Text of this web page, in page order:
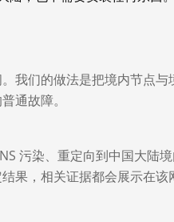
我们的做法是把境内节点
通故障。
污染、重定向到中国大陆
果，相关证据都会展示在该